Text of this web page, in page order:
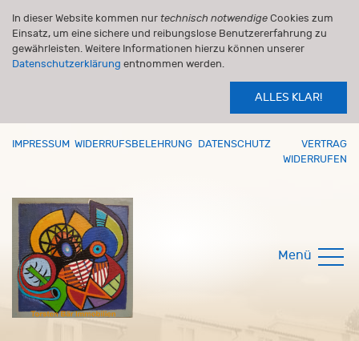
In dieser Website kommen nur technisch notwendige Cookies zum
Einsatz, um eine sichere und reibungslose Benutzererfahrung zu
gewährleisten. Weitere Informationen hierzu können unserer
Datenschutzerklärung entnommen werden.
ALLES KLAR!
IMPRESSUM WIDERRUFSBELEHRUNG DATENSCHUTZ
VERTRAG
WIDERRUFEN
Menü